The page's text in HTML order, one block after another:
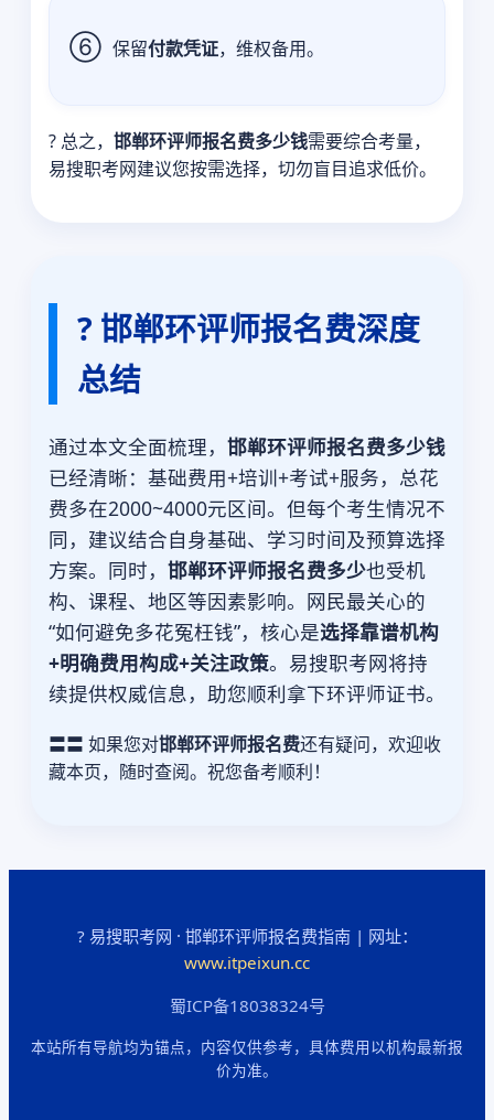
⑥ 保留付款凭证，维权备用。
? 总之， 邯郸环评师报名费多少钱需要综合考量，
易搜职考网建议您按需选择，切勿盲目追求低价。
? 邯郸环评师报名费深度
总结
通过本文全面梳理， 邯郸环评师报名费多少钱
已经清晰：基础费用+培训+考试+服务，总花
费多在2000~4000元区间。但每个考生情况不
同，建议结合自身基础、学习时间及预算选择
方案。同时， 邯郸环评师报名费多少也受机
构、课程、地区等因素影响。网民最关心的
“如何避免多花冤枉钱”，核心是选择靠谱机构
+明确费用构成+关注政策。易搜职考网将持
续提供权威信息，助您顺利拿下环评师证书。
〓〓 如果您对邯郸环评师报名费还有疑问，欢迎收
藏本页，随时查阅。祝您备考顺利！
? 易搜职考网 · 邯郸环评师报名费指南 | 网址：
www.itpeixun.cc
蜀ICP备18038324号
本站所有导航均为锚点，内容仅供参考，具体费用以机构最新报
价为准。